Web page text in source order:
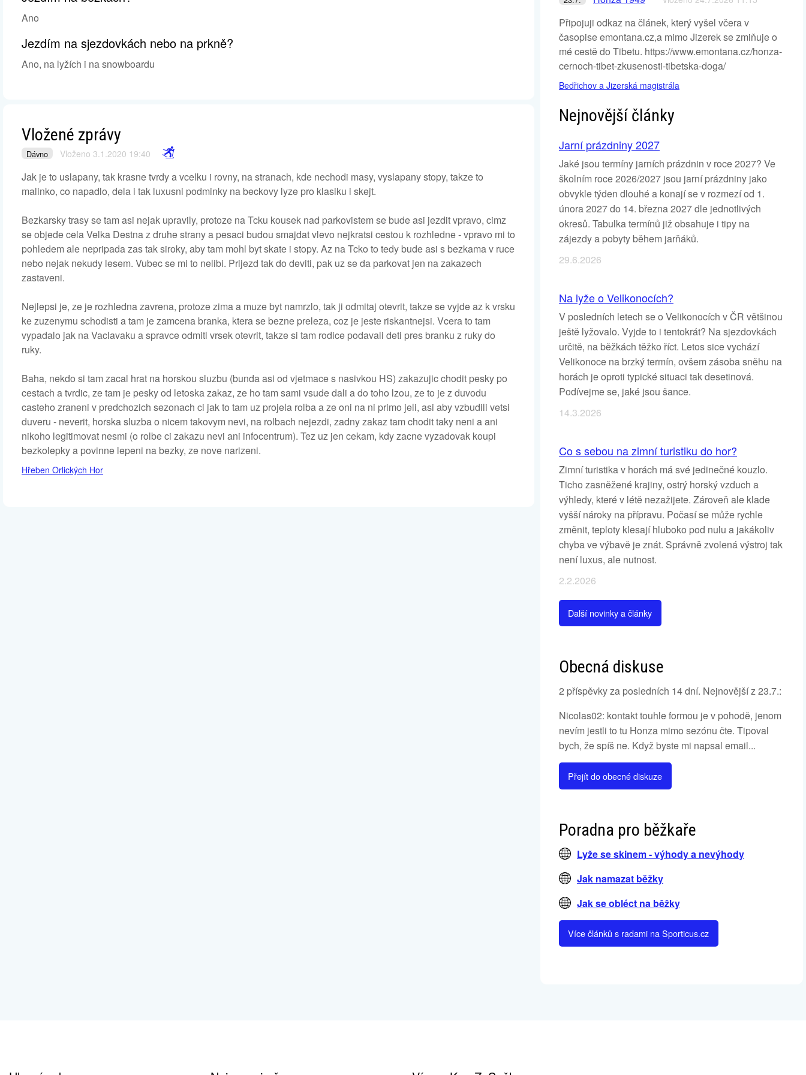
Ano
Jezdím na sjezdovkách nebo na prkně?
Ano, na lyžích i na snowboardu
Vložené zprávy
Dávno Vloženo 3.1.2020 19:40
Jak je to uslapany, tak krasne tvrdy a vcelku i rovny, na stranach, kde nechodi masy, vyslapany stopy, takze to
malinko, co napadlo, dela i tak luxusni podminky na beckovy lyze pro klasiku i skejt.
Bezkarsky trasy se tam asi nejak upravily, protoze na Tcku kousek nad parkovistem se bude asi jezdit vpravo, cimz
se objede cela Velka Destna z druhe strany a pesaci budou smajdat vlevo nejkratsi cestou k rozhledne - vpravo mi to
pohledem ale nepripada zas tak siroky, aby tam mohl byt skate i stopy. Az na Tcko to tedy bude asi s bezkama v ruce
nebo nejak nekudy lesem. Vubec se mi to nelibi. Prijezd tak do deviti, pak uz se da parkovat jen na zakazech
zastaveni.
Nejlepsi je, ze je rozhledna zavrena, protoze zima a muze byt namrzlo, tak ji odmitaj otevrit, takze se vyjde az k vrsku
ke zuzenymu schodisti a tam je zamcena branka, ktera se bezne preleza, coz je jeste riskantnejsi. Vcera to tam
vypadalo jak na Vaclavaku a spravce odmitl vrsek otevrit, takze si tam rodice podavali deti pres branku z ruky do
ruky.
Baha, nekdo si tam zacal hrat na horskou sluzbu (bunda asi od vjetmace s nasivkou HS) zakazujic chodit pesky po
cestach a tvrdic, ze tam je pesky od letoska zakaz, ze ho tam sami vsude dali a do toho lzou, ze to je z duvodu
casteho zraneni v predchozich sezonach ci jak to tam uz projela rolba a ze oni na ni primo jeli, asi aby vzbudili vetsi
duveru - neverit, horska sluzba o nicem takovym nevi, na rolbach nejezdi, zadny zakaz tam chodit taky neni a ani
nikoho legitimovat nesmi (o rolbe ci zakazu nevi ani infocentrum). Tez uz jen cekam, kdy zacne vyzadovak koupi
bezkolepky a povinne lepeni na bezky, ze nove narizeni.
Hřeben Orlických Hor
Připojuji odkaz na článek, který vyšel včera v
časopise emontana.cz,a mimo Jizerek se zmiňuje o
mé cestě do Tibetu. https://www.emontana.cz/honza-
cernoch-tibet-zkusenosti-tibetska-doga/
Bedřichov a Jizerská magistrála
Nejnovější články
Jarní prázdniny 2027
Jaké jsou termíny jarních prázdnin v roce 2027? Ve
školním roce 2026/2027 jsou jarní prázdniny jako
obvykle týden dlouhé a konají se v rozmezí od 1.
února 2027 do 14. března 2027 dle jednotlivých
okresů. Tabulka termínů již obsahuje i tipy na
zájezdy a pobyty během jarňáků.
29.6.2026
Na lyže o Velikonocích?
V posledních letech se o Velikonocích v ČR většinou
ještě lyžovalo. Vyjde to i tentokrát? Na sjezdovkách
určitě, na běžkách těžko říct. Letos sice vychází
Velikonoce na brzký termín, ovšem zásoba sněhu na
horách je oproti typické situaci tak desetinová.
Podívejme se, jaké jsou šance.
14.3.2026
Co s sebou na zimní turistiku do hor?
Zimní turistika v horách má své jedinečné kouzlo.
Ticho zasněžené krajiny, ostrý horský vzduch a
výhledy, které v létě nezažijete. Zároveň ale klade
vyšší nároky na přípravu. Počasí se může rychle
změnit, teploty klesají hluboko pod nulu a jakákoliv
chyba ve výbavě je znát. Správně zvolená výstroj tak
není luxus, ale nutnost.
2.2.2026
Další novinky a články
Obecná diskuse
2 příspěvky za posledních 14 dní. Nejnovější z 23.7.:
Nicolas02: kontakt touhle formou je v pohodě, jenom
nevím jestli to tu Honza mimo sezónu čte. Tipoval
bych, že spíš ne. Když byste mi napsal email...
Přejít do obecné diskuze
Poradna pro běžkaře
Lyže se skinem - výhody a nevýhody
Jak namazat běžky
Jak se obléct na běžky
Více článků s radami na Sporticus.cz